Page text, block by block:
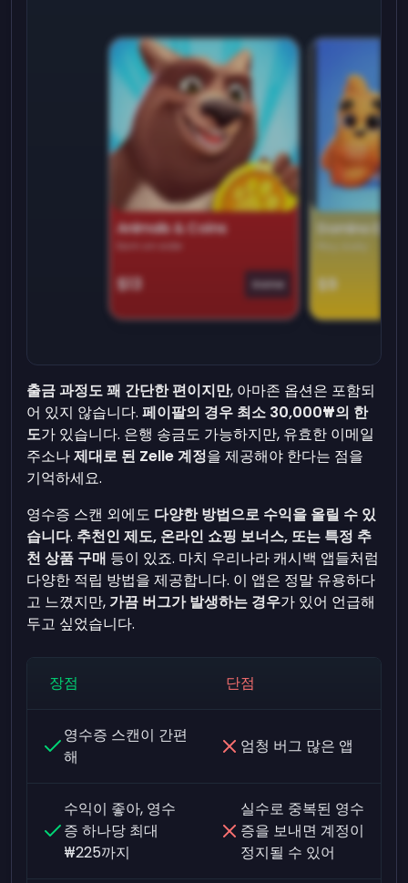
Animals & Coins
Earn on side
$13 Game
Domino
$9
출금 과정도 꽤 간단한 편이지만, 아마존 옵션은 포함되
어 있지 않습니다.페이팔의 경우 최소 30,000₩의 한
도가 있습니다. 은행 송금도 가능하지만, 유효한 이메일
주소나제대로 된 Zelle 계정을 제공해야 한다는 점을
기억하세요.
영수증 스캔 외에도 다양한 방법으로 수익을 올릴 수 있
습니다. 추천인 제도, 온라인 쇼핑 보너스, 또는 특정 추
천 상품 구매 등이 있죠. 마치 우리나라 캐시백 앱들처럼
다양한 적립 방법을 제공합니다. 이 앱은 정말 유용하다
고 느꼈지만, 가끔 버그가 발생하는 경우가 있어 언급해
두고 싶었습니다.
장점 단점
영수증 스캔이 간편
해
엄청 버그 많은 앱
수익이 좋아, 영수
증 하나당 최대
₩225까지
실수로 중복된 영수
증을 보내면 계정이
정지될 수 있어